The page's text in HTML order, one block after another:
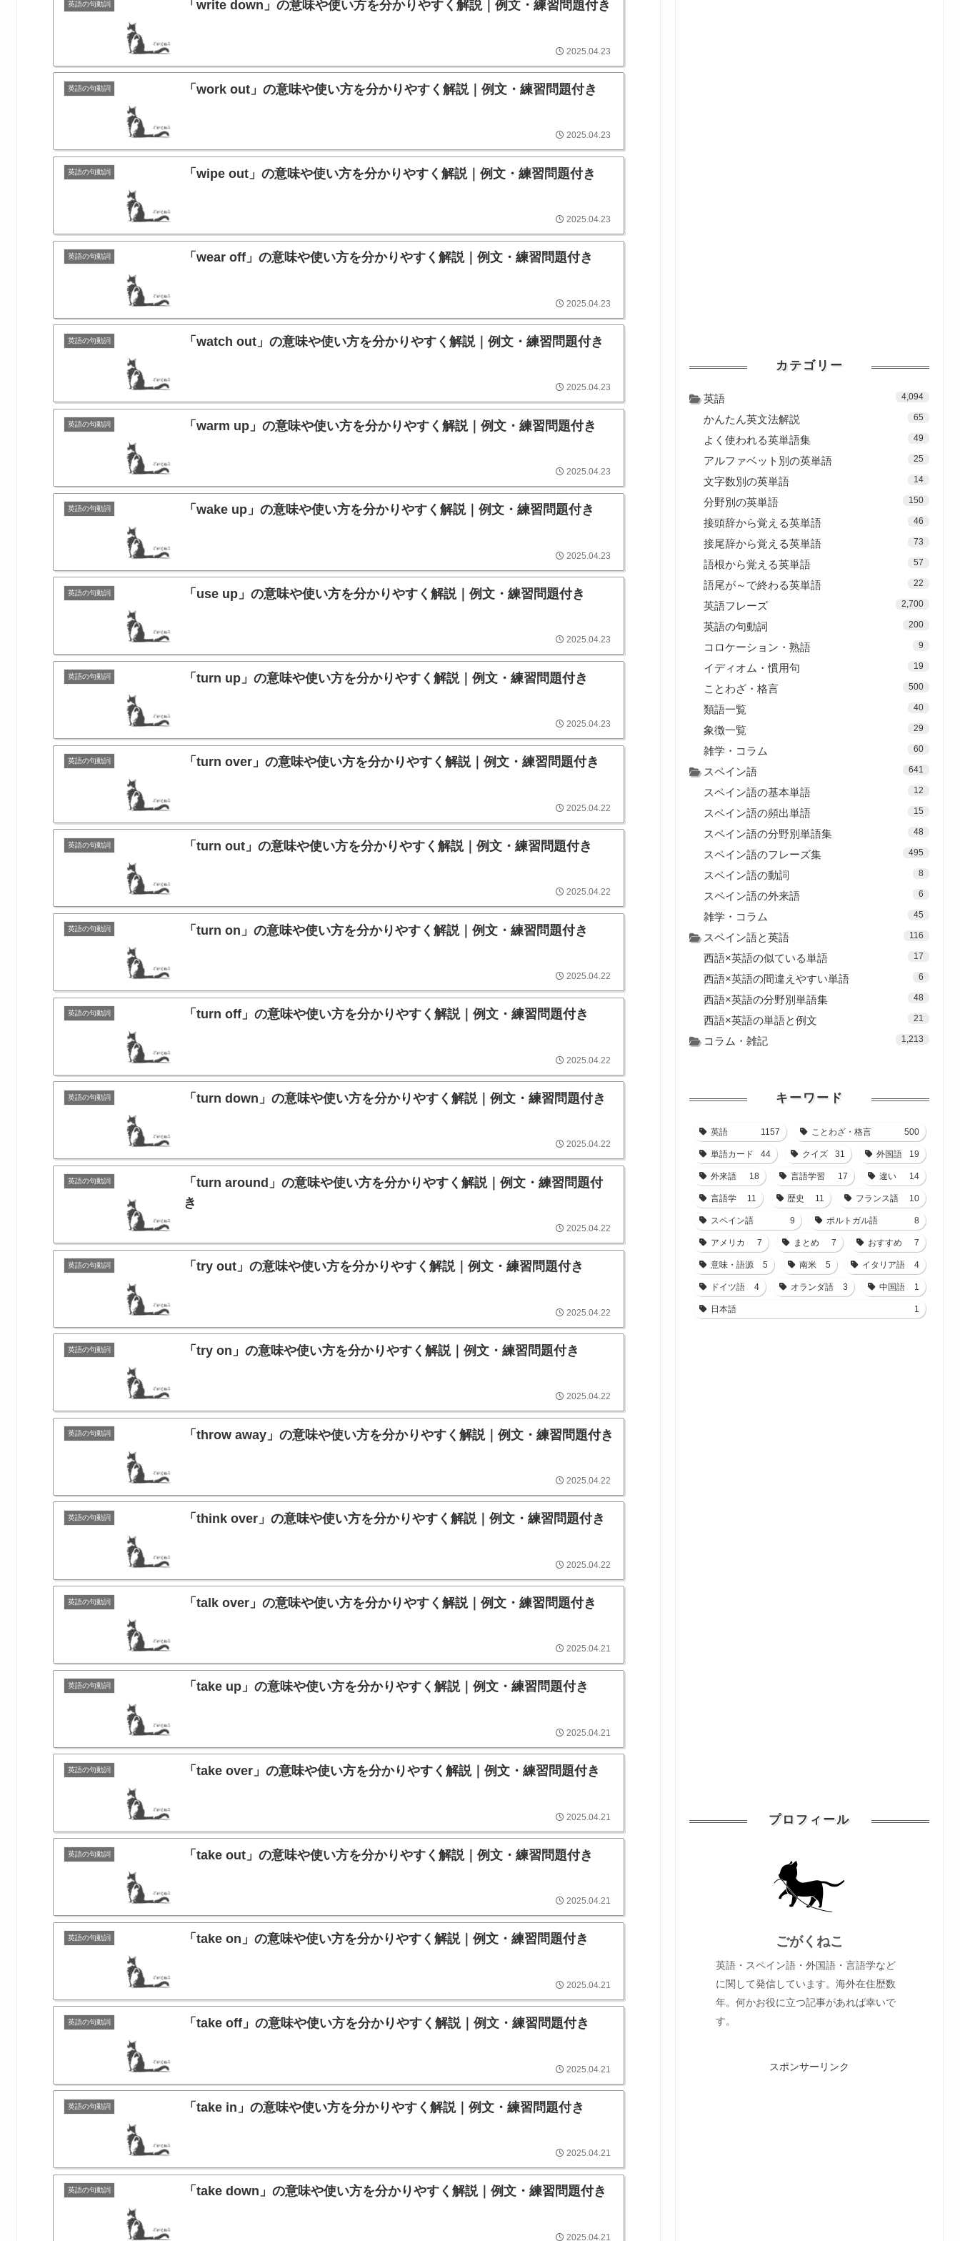
英語の句動詞 「write down」の意味や使い方を分かりやすく解説｜例文・練習問題付き
2025.04.23
英語の句動詞 「work out」の意味や使い方を分かりやすく解説｜例文・練習問題付き
2025.04.23
英語の句動詞 「wipe out」の意味や使い方を分かりやすく解説｜例文・練習問題付き
2025.04.23
英語の句動詞 「wear off」の意味や使い方を分かりやすく解説｜例文・練習問題付き
2025.04.23
英語の句動詞 「watch out」の意味や使い方を分かりやすく解説｜例文・練習問題付き
2025.04.23
英語の句動詞 「warm up」の意味や使い方を分かりやすく解説｜例文・練習問題付き
2025.04.23
英語の句動詞 「wake up」の意味や使い方を分かりやすく解説｜例文・練習問題付き
2025.04.23
英語の句動詞 「use up」の意味や使い方を分かりやすく解説｜例文・練習問題付き
2025.04.23
英語の句動詞 「turn up」の意味や使い方を分かりやすく解説｜例文・練習問題付き
2025.04.23
英語の句動詞 「turn over」の意味や使い方を分かりやすく解説｜例文・練習問題付き
2025.04.22
英語の句動詞 「turn out」の意味や使い方を分かりやすく解説｜例文・練習問題付き
2025.04.22
英語の句動詞 「turn on」の意味や使い方を分かりやすく解説｜例文・練習問題付き
2025.04.22
英語の句動詞 「turn off」の意味や使い方を分かりやすく解説｜例文・練習問題付き
2025.04.22
英語の句動詞 「turn down」の意味や使い方を分かりやすく解説｜例文・練習問題付き
2025.04.22
英語の句動詞
「turn around」の意味や使い方を分かりやすく解説｜例文・練習問題付
き
2025.04.22
英語の句動詞 「try out」の意味や使い方を分かりやすく解説｜例文・練習問題付き
2025.04.22
英語の句動詞 「try on」の意味や使い方を分かりやすく解説｜例文・練習問題付き
2025.04.22
英語の句動詞 「throw away」の意味や使い方を分かりやすく解説｜例文・練習問題付き
2025.04.22
英語の句動詞 「think over」の意味や使い方を分かりやすく解説｜例文・練習問題付き
2025.04.22
英語の句動詞 「talk over」の意味や使い方を分かりやすく解説｜例文・練習問題付き
2025.04.21
英語の句動詞 「take up」の意味や使い方を分かりやすく解説｜例文・練習問題付き
2025.04.21
英語の句動詞 「take over」の意味や使い方を分かりやすく解説｜例文・練習問題付き
2025.04.21
英語の句動詞 「take out」の意味や使い方を分かりやすく解説｜例文・練習問題付き
2025.04.21
英語の句動詞 「take on」の意味や使い方を分かりやすく解説｜例文・練習問題付き
2025.04.21
英語の句動詞 「take off」の意味や使い方を分かりやすく解説｜例文・練習問題付き
2025.04.21
英語の句動詞 「take in」の意味や使い方を分かりやすく解説｜例文・練習問題付き
2025.04.21
英語の句動詞 「take down」の意味や使い方を分かりやすく解説｜例文・練習問題付き
2025.04.21
カテゴリー
英語 4,094
かんたん英文法解説 65
よく使われる英単語集 49
アルファベット別の英単語 25
文字数別の英単語 14
分野別の英単語 150
接頭辞から覚える英単語 46
接尾辞から覚える英単語 73
語根から覚える英単語 57
語尾が～で終わる英単語 22
英語フレーズ 2,700
英語の句動詞 200
コロケーション・熟語 9
イディオム・慣用句 19
ことわざ・格言 500
類語一覧 40
象徴一覧 29
雑学・コラム 60
スペイン語 641
スペイン語の基本単語 12
スペイン語の頻出単語 15
スペイン語の分野別単語集 48
スペイン語のフレーズ集 495
スペイン語の動詞 8
スペイン語の外来語 6
雑学・コラム 45
スペイン語と英語 116
西語×英語の似ている単語 17
西語×英語の間違えやすい単語 6
西語×英語の分野別単語集 48
西語×英語の単語と例文 21
コラム・雑記 1,213
キーワード
英語 1157 ことわざ・格言 500
単語カード 44 クイズ 31 外国語 19
外来語 18 言語学習 17 違い 14
言語学 11 歴史 11 フランス語 10
スペイン語 9 ポルトガル語 8
アメリカ 7 まとめ 7 おすすめ 7
意味・語源 5 南米 5 イタリア語 4
ドイツ語 4 オランダ語 3 中国語 1
日本語 1
プロフィール
ごがくねこ
英語・スペイン語・外国語・言語学など
に関して発信しています。海外在住歴数
年。何かお役に立つ記事があれば幸いで
す。
スポンサーリンク